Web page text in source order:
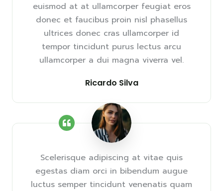
euismod at at ullamcorper feugiat eros
donec et faucibus proin nisl phasellus
ultrices donec cras ullamcorper id
tempor tincidunt purus lectus arcu
ullamcorper a dui magna viverra vel.
Ricardo Silva
Scelerisque adipiscing at vitae quis
egestas diam orci in bibendum augue
luctus semper tincidunt venenatis quam